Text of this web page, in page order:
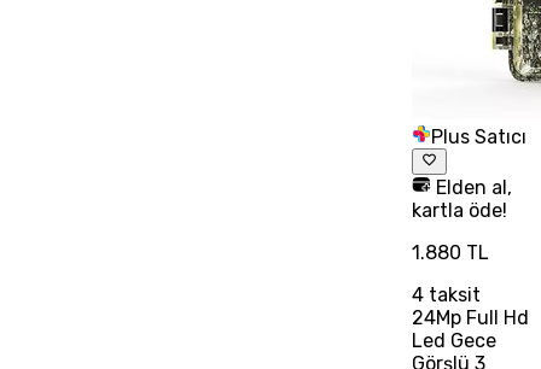
Plus Satıcı
Elden al,
kartla öde!
1.880 TL
4taksit
24Mp Full Hd
Led Gece
Görşlü 3